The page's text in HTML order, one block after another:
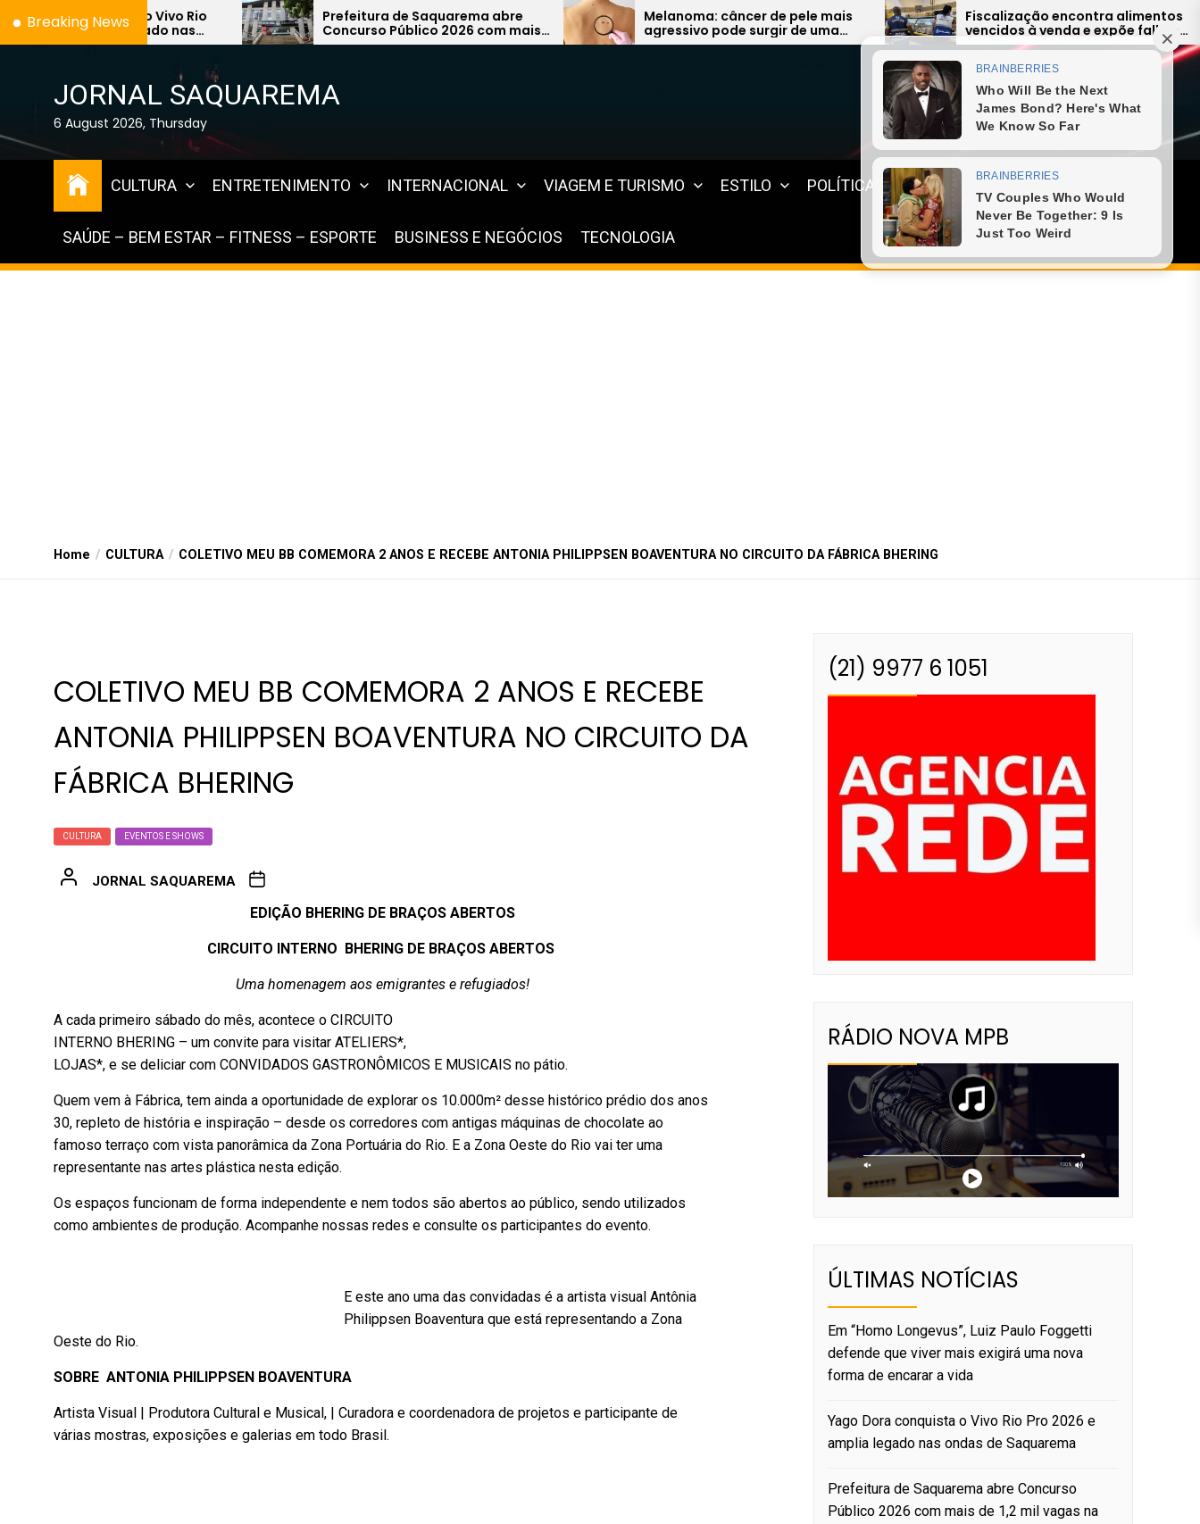
Breaking News
o Vivo Rio
legado nas
Prefeitura de Saquarema abre
Concurso Público 2026 com mais
de 1,2 mil vagas na área da
Melanoma: câncer de pele mais
agressivo pode surgir de uma
simples pinta e preocupa
Fiscalização encontra alimentos
vencidos à venda e expõe falhas
graves na Região dos Lagos
JORNAL SAQUAREMA
6 August 2026, Thursday
Menu
CULTURA ENTRETENIMENTO INTERNACIONAL VIAGEM E TURISMO ESTILO POLÍTICA GASTRONOMIA ESPORTE
SAÚDE – BEM ESTAR – FITNESS – ESPORTE BUSINESS E NEGÓCIOS TECNOLOGIA
Home CULTURA COLETIVO MEU BB COMEMORA 2 ANOS E RECEBE ANTONIA PHILIPPSEN BOAVENTURA NO CIRCUITO DA FÁBRICA BHERING
COLETIVO MEU BB COMEMORA 2 ANOS E RECEBE
ANTONIA PHILIPPSEN BOAVENTURA NO CIRCUITO DA
FÁBRICA BHERING
CULTURA EVENTOS E SHOWS
JORNAL SAQUAREMA
EDIÇÃO BHERING DE BRAÇOS ABERTOS
CIRCUITO INTERNO BHERING DE BRAÇOS ABERTOS
Uma homenagem aos emigrantes e refugiados!
A cada primeiro sábado do mês, acontece o CIRCUITO
INTERNO BHERING – um convite para visitar ATELIERS*,
LOJAS*, e se deliciar com CONVIDADOS GASTRONÔMICOS E MUSICAIS no pátio.
Quem vem à Fábrica, tem ainda a oportunidade de explorar os 10.000m² desse histórico prédio dos anos
30, repleto de história e inspiração – desde os corredores com antigas máquinas de chocolate ao
famoso terraço com vista panorâmica da Zona Portuária do Rio. E a Zona Oeste do Rio vai ter uma
representante nas artes plástica nesta edição.
Os espaços funcionam de forma independente e nem todos são abertos ao público, sendo utilizados
como ambientes de produção. Acompanhe nossas redes e consulte os participantes do evento.
E este ano uma das convidadas é a artista visual Antônia
Philippsen Boaventura que está representando a Zona
Oeste do Rio.
SOBRE ANTONIA PHILIPPSEN BOAVENTURA
Artista Visual | Produtora Cultural e Musical, | Curadora e coordenadora de projetos e participante de
várias mostras, exposições e galerias em todo Brasil.
(21) 9977 6 1051
RÁDIO NOVA MPB
ÚLTIMAS NOTÍCIAS
Em “Homo Longevus”, Luiz Paulo Foggetti
defende que viver mais exigirá uma nova
forma de encarar a vida
Yago Dora conquista o Vivo Rio Pro 2026 e
amplia legado nas ondas de Saquarema
Prefeitura de Saquarema abre Concurso
Público 2026 com mais de 1,2 mil vagas na